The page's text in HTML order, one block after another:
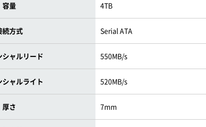
容量 4TB
続方式 Serial ATA
シャルリード 550MB/s
シャルライト 520MB/s
厚さ 7mm